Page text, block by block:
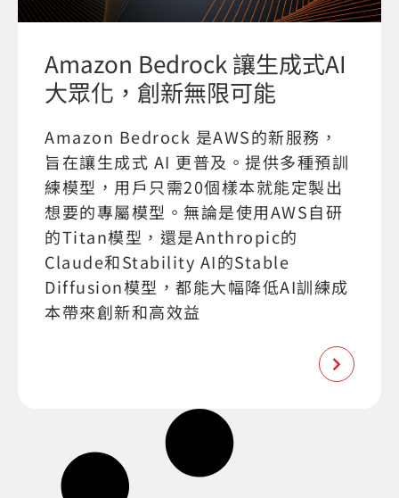
Amazon Bedrock 讓生成式AI
大眾化，創新無限可能
Amazon Bedrock 是AWS的新服務，
旨在讓生成式 AI 更普及。提供多種預訓
練模型，用戶只需20個樣本就能定製出
想要的專屬模型。無論是使用AWS自研
的Titan模型，還是Anthropic的
Claude和Stability AI的Stable
Diffusion模型，都能大幅降低AI訓練成
本帶來創新和高效益